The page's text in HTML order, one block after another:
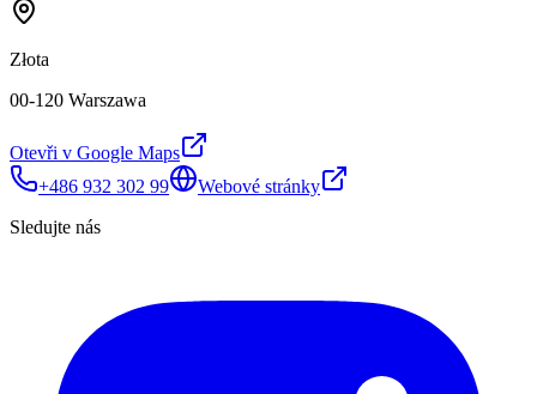
Złota
00-120 Warszawa
Otevři v Google Maps
+486 932 302 99
Webové stránky
Sledujte nás